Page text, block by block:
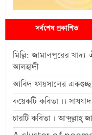
সর্বশেষ প্রকাশিত
মিল্লি: জামালপুরের
আলহাদী
আবিদ ফায়সালের একগুচ্ছ
কয়েকটি কবিতা ।।
চারটি কবিতা । আব্দুল্লাহ্